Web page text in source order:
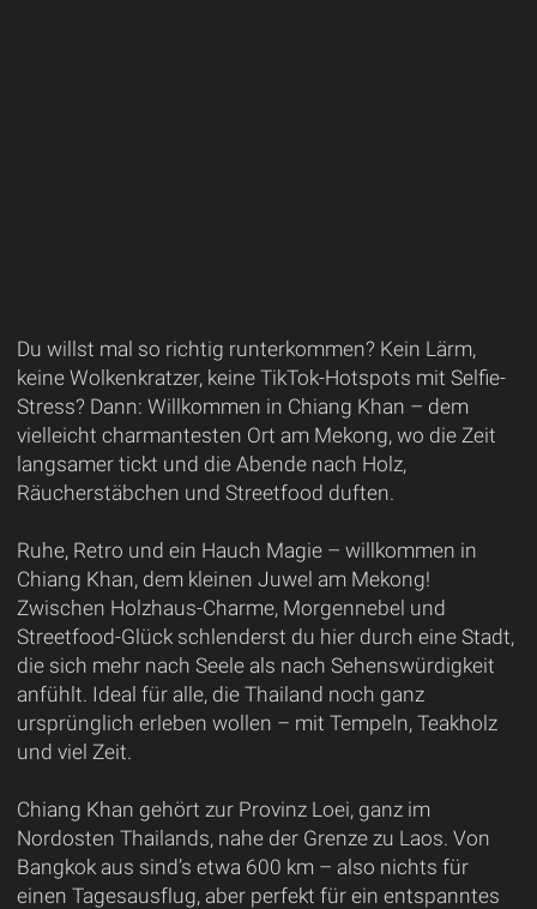
Du willst mal so richtig runterkommen? Kein Lärm,
keine Wolkenkratzer, keine TikTok-Hotspots mit Selfie-
Stress? Dann: Willkommen in Chiang Khan – dem
vielleicht charmantesten Ort am Mekong, wo die Zeit
langsamer tickt und die Abende nach Holz,
Räucherstäbchen und Streetfood duften.
Ruhe, Retro und ein Hauch Magie – willkommen in
Chiang Khan, dem kleinen Juwel am Mekong!
Zwischen Holzhaus-Charme, Morgennebel und
Streetfood-Glück schlenderst du hier durch eine Stadt,
die sich mehr nach Seele als nach Sehenswürdigkeit
anfühlt. Ideal für alle, die Thailand noch ganz
ursprünglich erleben wollen – mit Tempeln, Teakholz
und viel Zeit.
Chiang Khan gehört zur Provinz Loei, ganz im
Nordosten Thailands, nahe der Grenze zu Laos. Von
Bangkok aus sind’s etwa 600 km – also nichts für
einen Tagesausflug, aber perfekt für ein entspanntes